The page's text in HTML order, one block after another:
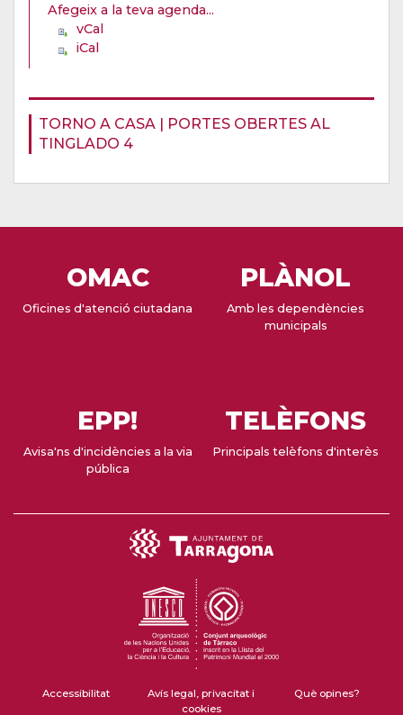
TORNO A CASA | PORTES OBERTES AL
TINGLADO 4
Afegeix a la teva agenda...
vCal
iCal
OMAC
Oficines d'atenció ciutadana
PLÀNOL
Amb les dependències
municipals
EPP!
Avisa'ns d'incidències a la via
pública
TELÈFONS
Principals telèfons d'interès
Accessibilitat
Avís legal, privacitat i
cookies
Què opines?